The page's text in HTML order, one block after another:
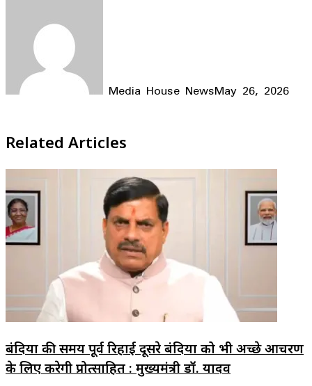
Media House NewsMay 26, 2026
Related Articles
बंदियों की समय पूर्व रिहाई दूसरे बंदियों को भी अच्छे आचरण
के लिए करेगी प्रोत्साहित : मुख्यमंत्री डॉ. यादव